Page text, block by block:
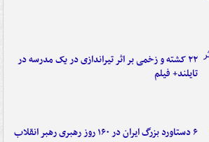
۲۲ کشته و زخمی بر اثر تیراندازی در یک مدرسه در
تایلند+ فیلم
۶ دستاورد بزرگ ایران در ۱۶۰ روز رهبری رهبر انقلاب